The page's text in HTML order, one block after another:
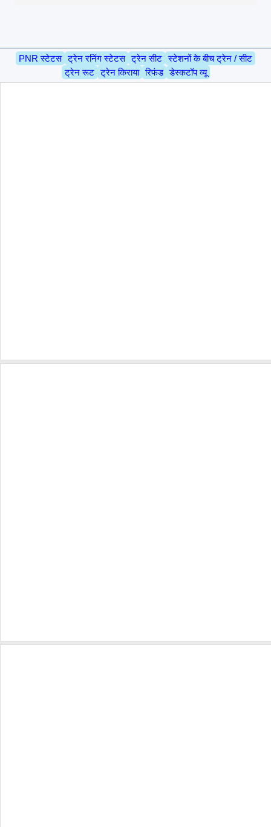
PNR स्टेटस ट्रेन रनिंग स्टेटस ट्रेन सीट स्टेशनों के बीच ट्रेन / सीट
ट्रेन रूट ट्रेन किराया रिफंड डेस्कटॉप व्यू